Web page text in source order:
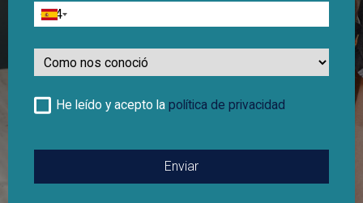
Teléfono
Como
nos
He leído y acepto la política de privacidad